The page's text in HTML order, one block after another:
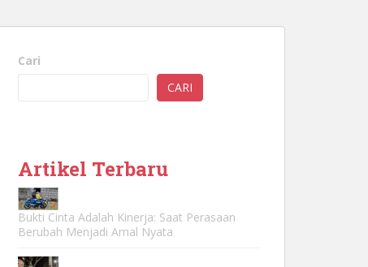
Cari
CARI
Artikel Terbaru
Bukti Cinta Adalah Kinerja: Saat Perasaan
Berubah Menjadi Amal Nyata